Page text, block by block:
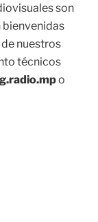
son
bienvenidas
nuestros
técnicos
o